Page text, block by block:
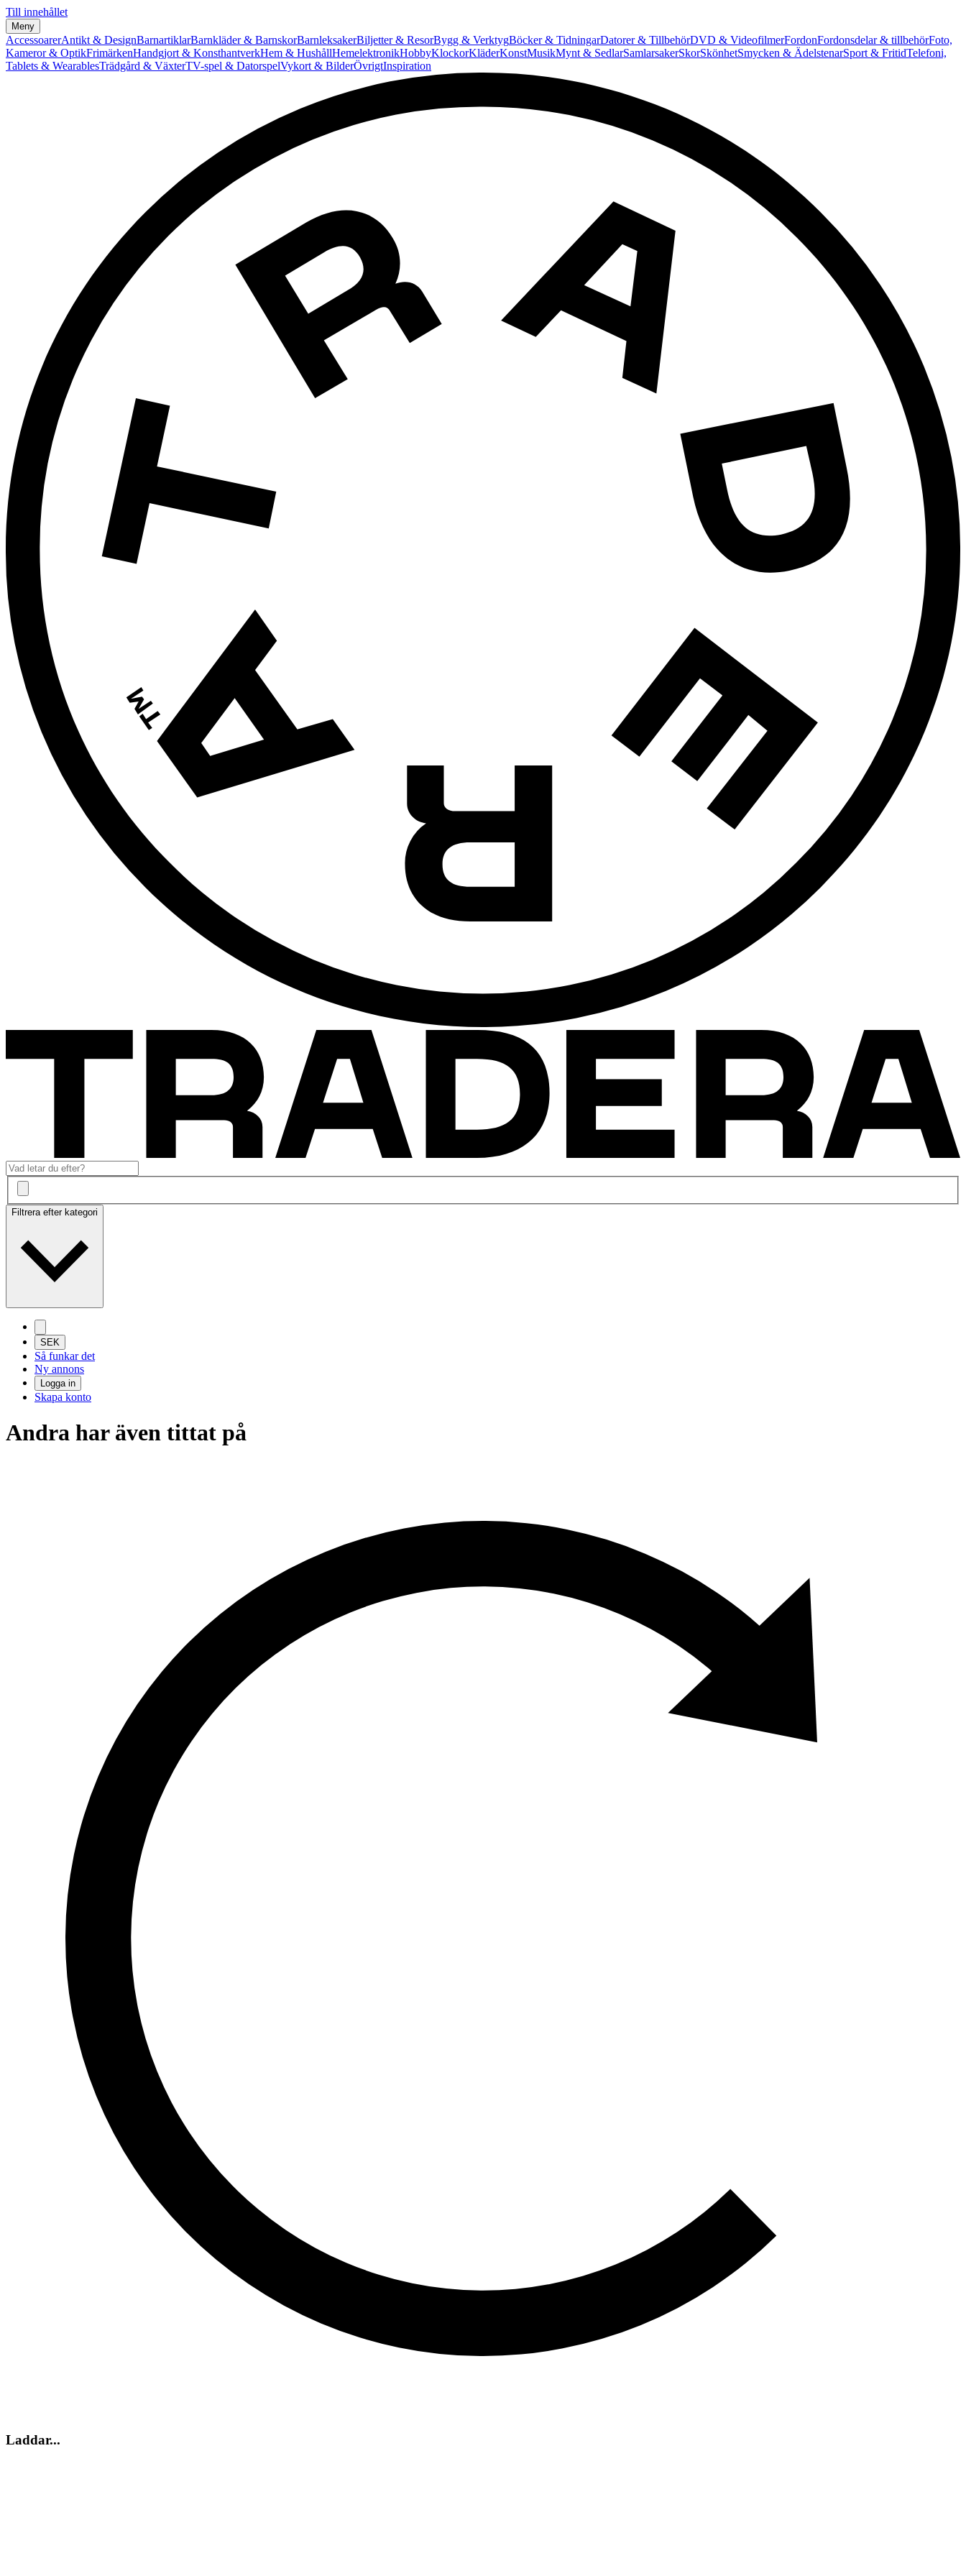
Till innehållet
Meny
AccessoarerAntikt & DesignBarnartiklarBarnkläder & BarnskorBarnleksakerBiljetter & ResorBygg & VerktygBöcker & TidningarDatorer & TillbehörDVD & VideofilmerFordonFordonsdelar & tillbehörFoto,
Kameror & OptikFrimärkenHandgjort & KonsthantverkHem & HushållHemelektronikHobbyKlockorKläderKonstMusikMynt & SedlarSamlarsakerSkorSkönhetSmycken & ÄdelstenarSport & FritidTelefoni,
Tablets & WearablesTrädgård & VäxterTV-spel & DatorspelVykort & BilderÖvrigtInspiration
Filtrera efter kategori
SEK
Så funkar det
Ny annons
Logga in
Skapa konto
Andra har även tittat på
Laddar...